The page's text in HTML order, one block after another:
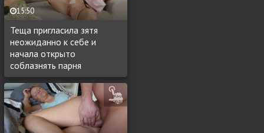
Теща пригласила зятя
неожиданно к себе и
начала открыто
соблазнять парня
15:50